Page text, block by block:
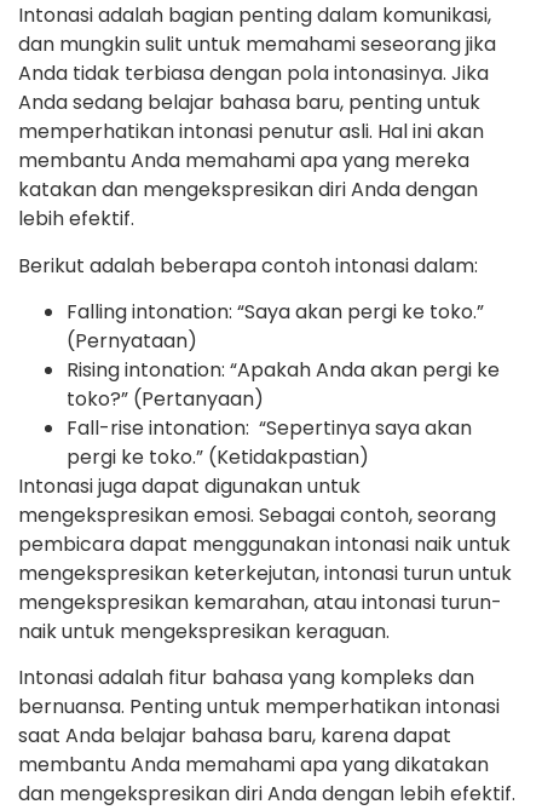
Intonasi adalah bagian penting dalam komunikasi,
dan mungkin sulit untuk memahami seseorang jika
Anda tidak terbiasa dengan pola intonasinya. Jika
Anda sedang belajar bahasa baru, penting untuk
memperhatikan intonasi penutur asli. Hal ini akan
membantu Anda memahami apa yang mereka
katakan dan mengekspresikan diri Anda dengan
lebih efektif.
Berikut adalah beberapa contoh intonasi dalam:
Falling intonation: “Saya akan pergi ke toko.”
(Pernyataan)
Rising intonation: “Apakah Anda akan pergi ke
toko?” (Pertanyaan)
Fall-rise intonation: “Sepertinya saya akan
pergi ke toko.” (Ketidakpastian)
Intonasi juga dapat digunakan untuk
mengekspresikan emosi. Sebagai contoh, seorang
pembicara dapat menggunakan intonasi naik untuk
mengekspresikan keterkejutan, intonasi turun untuk
mengekspresikan kemarahan, atau intonasi turun-
naik untuk mengekspresikan keraguan.
Intonasi adalah fitur bahasa yang kompleks dan
bernuansa. Penting untuk memperhatikan intonasi
saat Anda belajar bahasa baru, karena dapat
membantu Anda memahami apa yang dikatakan
dan mengekspresikan diri Anda dengan lebih efektif.